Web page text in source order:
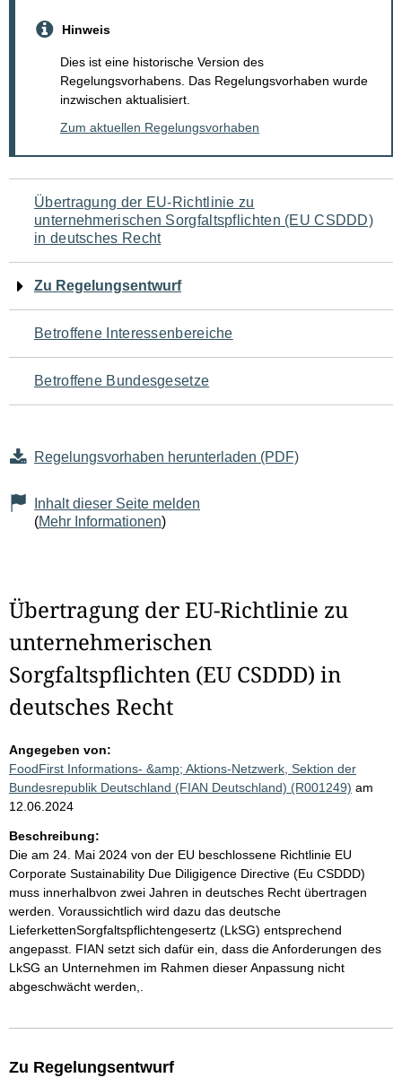
Hinweis
Dies ist eine historische Version des
Regelungsvorhabens. Das Regelungsvorhaben wurde
inzwischen aktualisiert.
Zum aktuellen Regelungsvorhaben
Navigation
für
den
Seiteninhalt
Übertragung der EU-Richtlinie zu
unternehmerischen Sorgfaltspflichten (EU CSDDD)
in deutsches Recht
Zu Regelungsentwurf
Betroffene Interessenbereiche
Betroffene Bundesgesetze
Regelungsvorhaben herunterladen (PDF)
Inhalt dieser Seite melden
(Mehr Informationen)
Übertragung der EU-Richtlinie zu
unternehmerischen
Sorgfaltspflichten (EU CSDDD) in
deutsches Recht
Angegeben von:
FoodFirst Informations- &amp; Aktions-Netzwerk, Sektion der
Bundesrepublik Deutschland (FIAN Deutschland) (R001249) am
12.06.2024
Beschreibung:
Die am 24. Mai 2024 von der EU beschlossene Richtlinie EU
Corporate Sustainability Due Diligigence Directive (Eu CSDDD)
muss innerhalbvon zwei Jahren in deutsches Recht übertragen
werden. Voraussichtlich wird dazu das deutsche
LieferkettenSorgfaltspflichtengesertz (LkSG) entsprechend
angepasst. FIAN setzt sich dafür ein, dass die Anforderungen des
LkSG an Unternehmen im Rahmen dieser Anpassung nicht
abgeschwächt werden,.
Zu Regelungsentwurf